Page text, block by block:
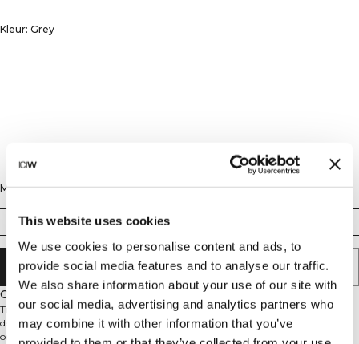
This website uses cookies
We use cookies to personalise content and ads, to
provide social media features and to analyse our traffic.
We also share information about your use of our site with
our social media, advertising and analytics partners who
may combine it with other information that you’ve
Kleur: Grey
Maat
S M
AAN WINKELWAGENTJE TOEVOEGEN
Omschrijving
Trainingsbroek met mesh-panelen. Stride Workout Pants zijn gemaakt voor
de sportschool en intensieve trainingen. De gladde en elastische stof helpt je
om gemakkelijk en zonder afleiding te bewegen. Mesh-panelen aan de